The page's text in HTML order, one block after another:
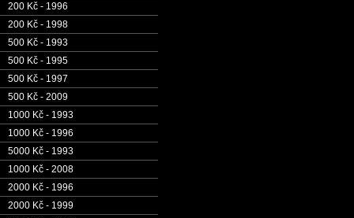
200 Kč - 1996
200 Kč - 1998
500 Kč - 1993
500 Kč - 1995
500 Kč - 1997
500 Kč - 2009
1000 Kč - 1993
1000 Kč - 1996
5000 Kč - 1993
1000 Kč - 2008
2000 Kč - 1996
2000 Kč - 1999